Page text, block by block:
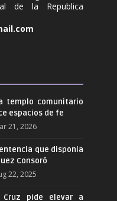
de la Republica
templo comunitario
espacios de fe
21, 2026
que disponia
Consoró
22, 2025
Cruz pide elevar a